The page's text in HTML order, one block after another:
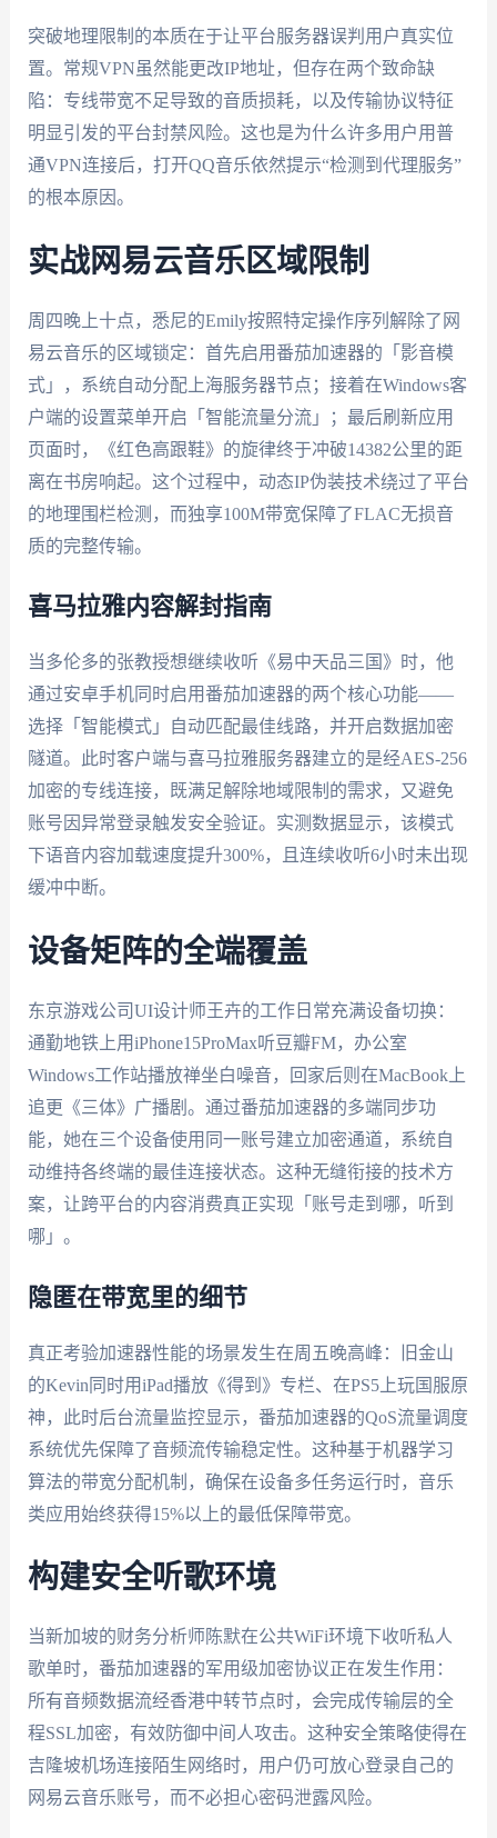
突破地理限制的本质在于让平台服务器误判用户真实位
置。常规VPN虽然能更改IP地址，但存在两个致命缺
陷：专线带宽不足导致的音质损耗，以及传输协议特征
明显引发的平台封禁风险。这也是为什么许多用户用普
通VPN连接后，打开QQ音乐依然提示“检测到代理服务”
的根本原因。
实战网易云音乐区域限制
周四晚上十点，悉尼的Emily按照特定操作序列解除了网
易云音乐的区域锁定：首先启用番茄加速器的「影音模
式」，系统自动分配上海服务器节点；接着在Windows客
户端的设置菜单开启「智能流量分流」；最后刷新应用
页面时，《红色高跟鞋》的旋律终于冲破14382公里的距
离在书房响起。这个过程中，动态IP伪装技术绕过了平台
的地理围栏检测，而独享100M带宽保障了FLAC无损音
质的完整传输。
喜马拉雅内容解封指南
当多伦多的张教授想继续收听《易中天品三国》时，他
通过安卓手机同时启用番茄加速器的两个核心功能——
选择「智能模式」自动匹配最佳线路，并开启数据加密
隧道。此时客户端与喜马拉雅服务器建立的是经AES-256
加密的专线连接，既满足解除地域限制的需求，又避免
账号因异常登录触发安全验证。实测数据显示，该模式
下语音内容加载速度提升300%，且连续收听6小时未出现
缓冲中断。
设备矩阵的全端覆盖
东京游戏公司UI设计师王卉的工作日常充满设备切换：
通勤地铁上用iPhone15ProMax听豆瓣FM，办公室
Windows工作站播放禅坐白噪音，回家后则在MacBook上
追更《三体》广播剧。通过番茄加速器的多端同步功
能，她在三个设备使用同一账号建立加密通道，系统自
动维持各终端的最佳连接状态。这种无缝衔接的技术方
案，让跨平台的内容消费真正实现「账号走到哪，听到
哪」。
隐匿在带宽里的细节
真正考验加速器性能的场景发生在周五晚高峰：旧金山
的Kevin同时用iPad播放《得到》专栏、在PS5上玩国服原
神，此时后台流量监控显示，番茄加速器的QoS流量调度
系统优先保障了音频流传输稳定性。这种基于机器学习
算法的带宽分配机制，确保在设备多任务运行时，音乐
类应用始终获得15%以上的最低保障带宽。
构建安全听歌环境
当新加坡的财务分析师陈默在公共WiFi环境下收听私人
歌单时，番茄加速器的军用级加密协议正在发生作用：
所有音频数据流经香港中转节点时，会完成传输层的全
程SSL加密，有效防御中间人攻击。这种安全策略使得在
吉隆坡机场连接陌生网络时，用户仍可放心登录自己的
网易云音乐账号，而不必担心密码泄露风险。